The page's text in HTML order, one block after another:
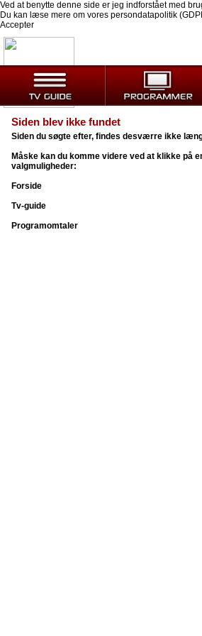
Ved at benytte denne side er jeg indforstået med
Du kan læse mere om vores persondatapolitik
Accepter
Siden blev ikke fundet
Siden du søgte efter, findes desværre ikke
Måske kan du komme videre ved at klikke på
valgmuligheder:
Forside
Tv-guide
Programomtaler